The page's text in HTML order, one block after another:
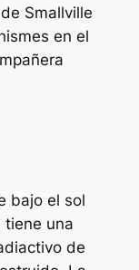
Smallville
en el
bajo el sol
tiene una
de